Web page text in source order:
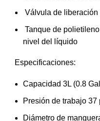
Válvula de liberación
Tanque de
nivel del líquido
Especificaciones:
Capacidad 3L (0.8
Presión de trabajo 37
Diámetro de